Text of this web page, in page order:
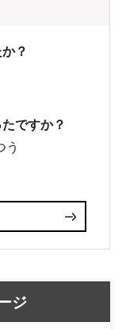
？
ですか？
う
ジ